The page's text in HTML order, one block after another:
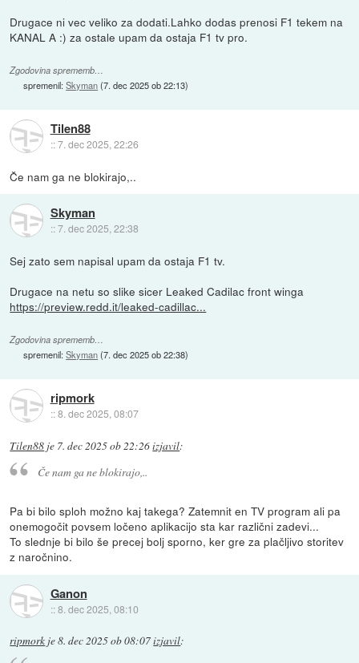
Drugace ni vec veliko za dodati.Lahko dodas prenosi F1 tekem na
KANAL A :) za ostale upam da ostaja F1 tv pro.
Zgodovina sprememb…
spremenil:Skyman(7. dec 2025 ob 22:13)
Tilen88
::7. dec 2025, 22:26
Če nam ga ne blokirajo,..
Skyman
::7. dec 2025, 22:38
Sej zato sem napisal upam da ostaja F1 tv.
Drugace na netu so slike sicer Leaked Cadilac front winga
https://preview.redd.it/leaked-cadillac...
Zgodovina sprememb…
spremenil:Skyman(7. dec 2025 ob 22:38)
ripmork
::8. dec 2025, 08:07
Tilen88 je 7. dec 2025 ob 22:26izjavil:
Če nam ga ne blokirajo,..
Pa bi bilo sploh možno kaj takega? Zatemnit en TV program ali pa
onemogočit povsem ločeno aplikacijo sta kar različni zadevi...
To slednje bi bilo še precej bolj sporno, ker gre za plačljivo storitev
z naročnino.
Ganon
::8. dec 2025, 08:10
ripmork je8. dec 2025 ob 08:07izjavil: